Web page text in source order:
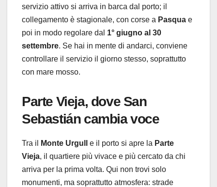
servizio attivo si arriva in barca dal porto; il
collegamento è stagionale, con corse a Pasqua e
poi in modo regolare dal 1° giugno al 30
settembre. Se hai in mente di andarci, conviene
controllare il servizio il giorno stesso, soprattutto
con mare mosso.
Parte Vieja, dove San
Sebastián cambia voce
Tra il Monte Urgull e il porto si apre la Parte
Vieja, il quartiere più vivace e più cercato da chi
arriva per la prima volta. Qui non trovi solo
monumenti, ma soprattutto atmosfera: strade